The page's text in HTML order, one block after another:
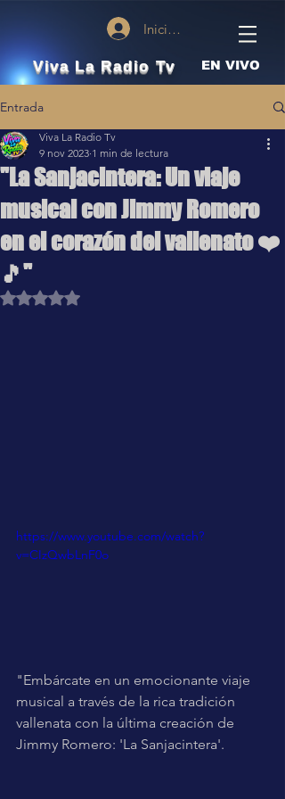
Iniciar sesión
Viva La Radio Tv EN VIVO
Entrada
"La Sanjacintera: Un viaje
musical con Jimmy Romero
en el corazón del vallenato ❤️
🎵"
Viva La Radio Tv
9 nov 2023 1 min de lectura
Obtuvo NaN de 5 estrellas.
https://www.youtube.com/watch?
v=CIzQwbLnF0o
"Embárcate en un emocionante viaje
musical a través de la rica tradición
vallenata con la última creación de
Jimmy Romero: 'La Sanjacintera'.